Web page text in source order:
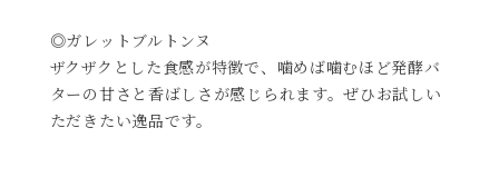
◎ガレットブルトンヌ
ザクザクとした食感が特徴で、噛めば噛むほど発酵バ
ターの甘さと香ばしさが感じられます。ぜひお試しい
ただきたい逸品です。